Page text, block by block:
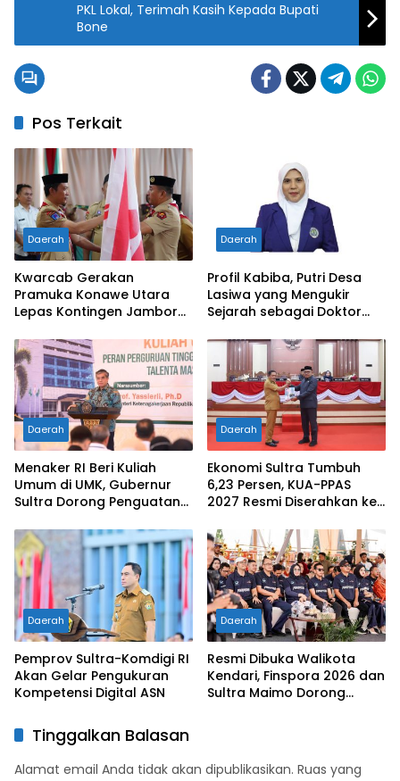
PKL Lokal, Terimah Kasih Kepada Bupati
Bone
Pos Terkait
Daerah
Kwarcab Gerakan
Pramuka Konawe Utara
Lepas Kontingen Jambore
Ikbar: Tunjukkan Karakter
Generasi Muda Konut yang
Disiplin dan Berprestasi
Daerah
Profil Kabiba, Putri Desa
Lasiwa yang Mengukir
Sejarah sebagai Doktor
Kelahirannya
Daerah
Menaker RI Beri Kuliah
Umum di UMK, Gubernur
Sultra Dorong Penguatan
Dunia Kerja
Daerah
Ekonomi Sultra Tumbuh
6,23 Persen, KUA-PPAS
2027 Resmi Diserahkan ke
Daerah
Pemprov Sultra-Komdigi RI
Akan Gelar Pengukuran
Kompetensi Digital ASN
Daerah
Resmi Dibuka Walikota
Kendari, Finspora 2026 dan
Sultra Maimo Dorong
Tinggalkan Balasan
Alamat email Anda tidak akan dipublikasikan. Ruas yang